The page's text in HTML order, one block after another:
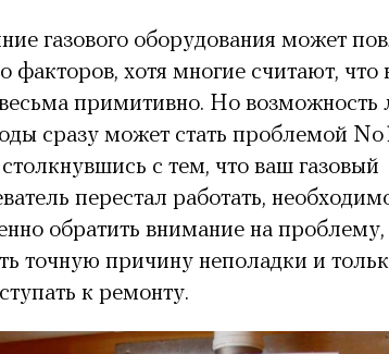
газового оборудования может
факторов, хотя многие считают, что
примитивно. Но возможность
сразу может стать проблемой
с тем, что ваш газовый
перестал работать,
обратить внимание на проблему,
точную причину неполадки и
к ремонту.